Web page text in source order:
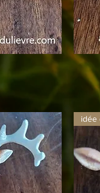
idée